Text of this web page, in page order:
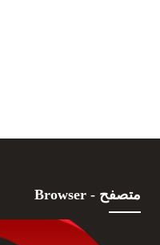
متصفح - Browser